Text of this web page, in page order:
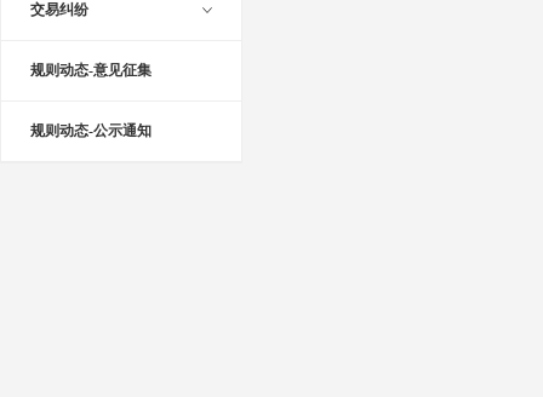
交易纠纷
规则动态-意见征集
规则动态-公示通知